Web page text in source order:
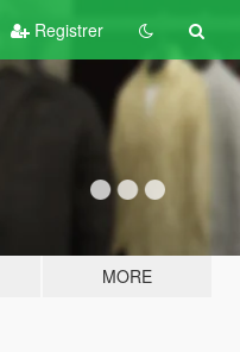
Registrer
MORE